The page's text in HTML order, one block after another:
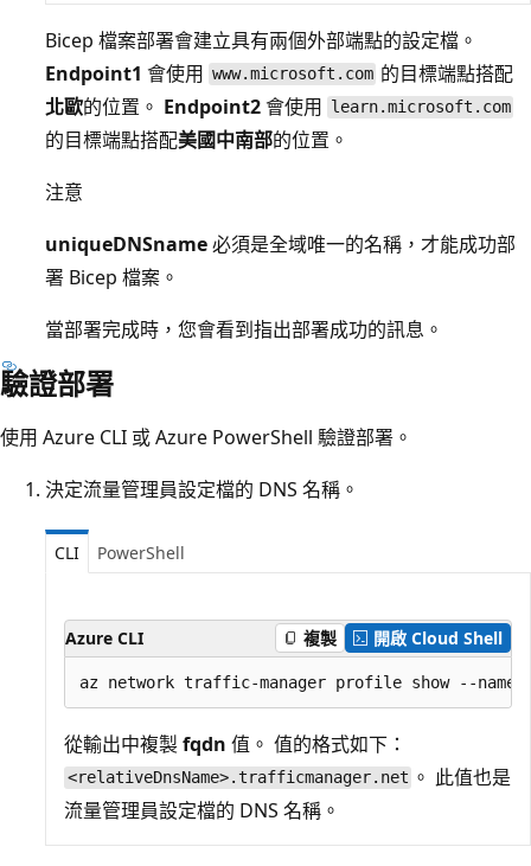
Bicep 檔案部署會建立具有兩個外部端點的設定檔。
Endpoint1 會使用 www.microsoft.com 的目標端點搭配
北歐的位置。 Endpoint2會使用 learn.microsoft.com
的目標端點搭配美國中南部的位置。
注意
uniqueDNSname必須是全域唯一的名稱，才能成功部
署 Bicep 檔案。
當部署完成時，您會看到指出部署成功的訊息。
驗證部署
使用 Azure CLI 或 Azure PowerShell 驗證部署。
決定流量管理員設定檔的 DNS 名稱。
CLI PowerShell
Azure CLI 複製 開啟 Cloud Shell
從輸出中複製fqdn 值。 值的格式如下：
<relativeDnsName>.trafficmanager.net 。 此值也是
流量管理員設定檔的 DNS 名稱。